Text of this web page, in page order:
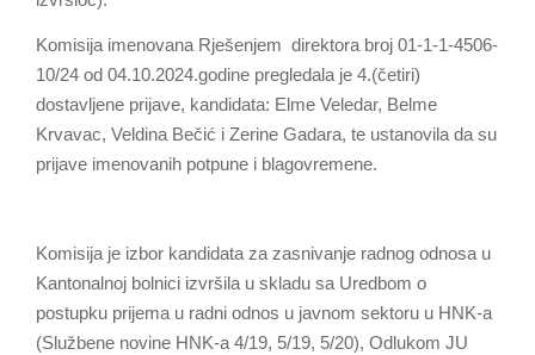
Komisija imenovana Rješenjem direktora broj 01-1-1-4506-
10/24 od 04.10.2024.godine pregledala je 4.(četiri)
dostavljene prijave, kandidata: Elme Veledar, Belme
Krvavac, Veldina Bečić i Zerine Gadara, te ustanovila da su
prijave imenovanih potpune i blagovremene.
Komisija je izbor kandidata za zasnivanje radnog odnosa u
Kantonalnoj bolnici izvršila u skladu sa Uredbom o
postupku prijema u radni odnos u javnom sektoru u HNK-a
(Službene novine HNK-a 4/19, 5/19, 5/20), Odlukom JU